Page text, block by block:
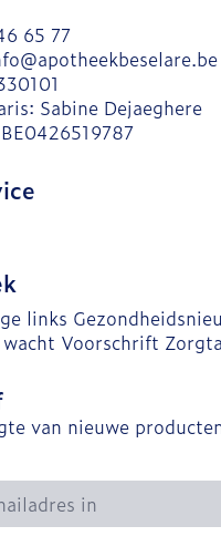
65 77
apotheekbeselare.be
Sabine Dejaeghere
BE0426519787
links
Voorschrift
van nieuwe